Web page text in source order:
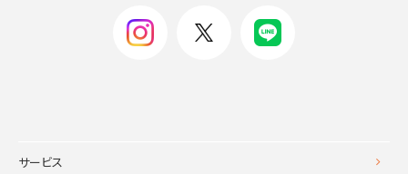
サービス